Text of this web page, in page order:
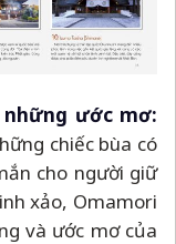
ước mơ:
chiếc bùa có
cho người giữ
xảo, Omamori
và ước mơ của